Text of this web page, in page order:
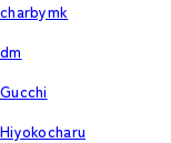
charbymk
dm
Gucchi
Hiyokocharu